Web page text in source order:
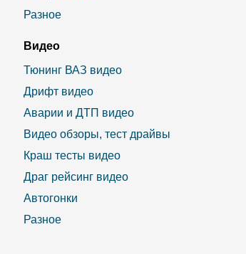
Разное
Видео
Тюнинг ВАЗ видео
Дрифт видео
Аварии и ДТП видео
Видео обзоры, тест драйвы
Краш тесты видео
Драг рейсинг видео
Автогонки
Разное